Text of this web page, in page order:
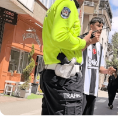
Bursa’nın
Muhammed
şüphelinin
yaralandı.
ilk
yaptı.